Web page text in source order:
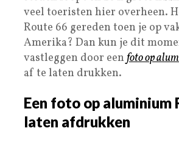
veel toeristen hier overheen.
Route 66 gereden toen je op
Amerika? Dan kun je dit
vastleggen door een foto op
af te laten drukken.
Een foto op aluminium
laten afdrukken